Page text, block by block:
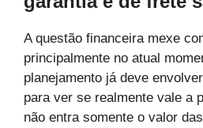
A questão financeira mexe
principalmente no atual
planejamento já deve
para ver se realmente vale a
não entra somente o valor